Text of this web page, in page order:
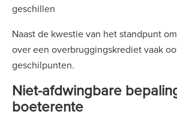
geschillen
Naast de kwestie van het standpunt
over een overbruggingskrediet vaak
geschilpunten.
Niet-afdwingbare
boeterente